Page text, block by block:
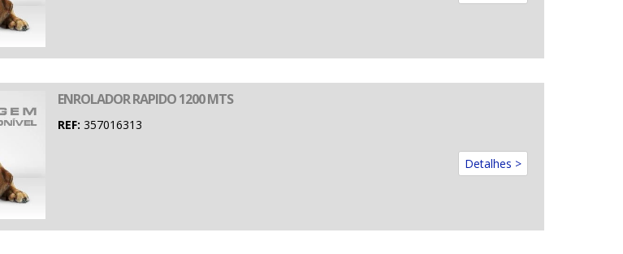
ENROLADOR RAPIDO 1200 MTS
REF: 357016313
Detalhes >